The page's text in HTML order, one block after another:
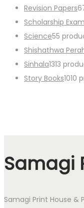
Revision Papers
Scholarship Exam
Science55
Shishathwa
Sinhala1313
Story Books1010
Samagi
Samagi Print House &